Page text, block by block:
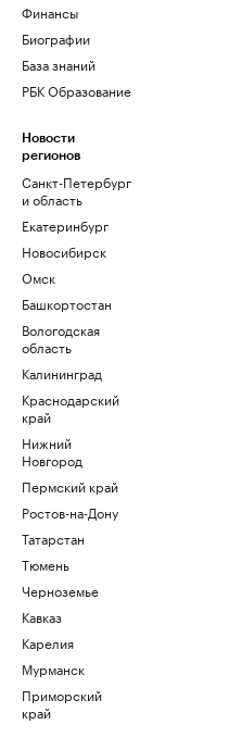
Финансы
Биографии
База знаний
РБК Образование
Новости
регионов
Санкт-Петербург
и область
Екатеринбург
Новосибирск
Омск
Башкортостан
Вологодская
область
Калининград
Краснодарский
край
Нижний
Новгород
Пермский край
Ростов-на-Дону
Татарстан
Тюмень
Черноземье
Кавказ
Карелия
Мурманск
Приморский
край